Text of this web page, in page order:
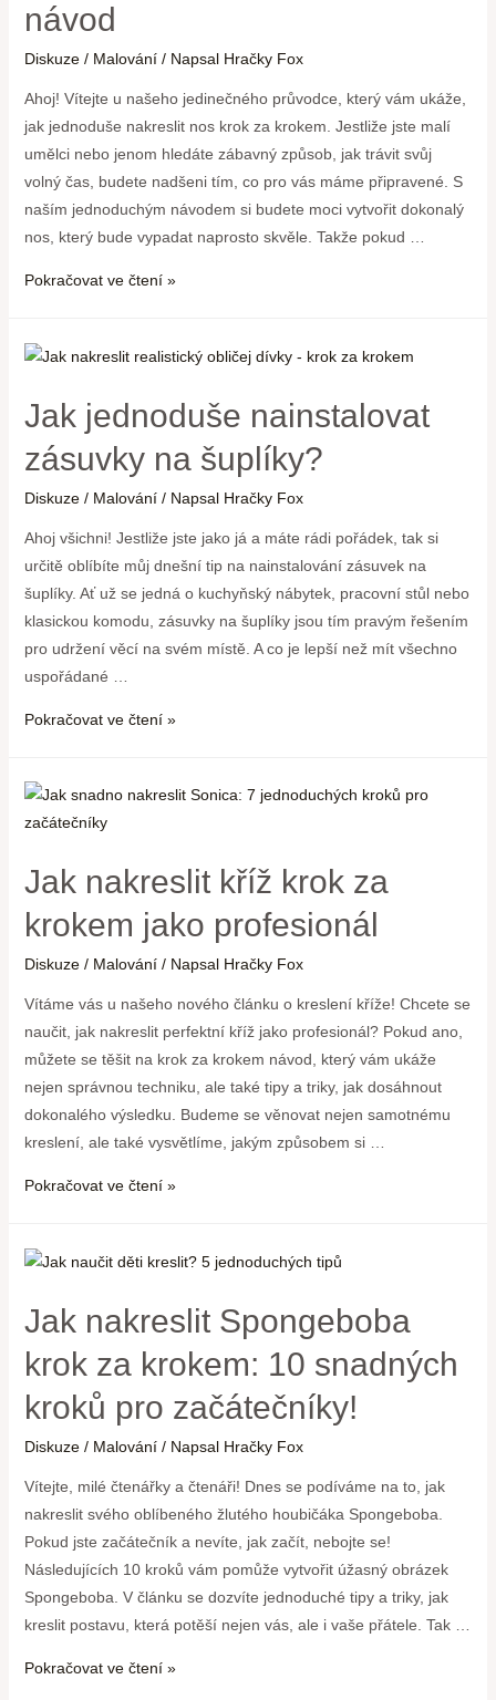
návod
Diskuze / Malování/ Napsal Hračky Fox
Ahoj! Vítejte u našeho jedinečného průvodce, který vám ukáže,
jak jednoduše nakreslit nos krok za krokem. Jestliže jste malí
umělci nebo jenom hledáte zábavný způsob, jak trávit svůj
volný čas, budete nadšeni tím, co pro vás máme připravené. S
naším jednoduchým návodem si budete moci vytvořit dokonalý
nos, který bude vypadat naprosto skvěle. Takže pokud …
Pokračovat ve čtení »
Jak jednoduše nainstalovat
zásuvky na šuplíky?
Diskuze / Malování/ Napsal Hračky Fox
Ahoj všichni! Jestliže jste jako já a máte rádi pořádek, tak si
určitě oblíbíte můj dnešní tip na nainstalování zásuvek na
šuplíky. Ať už se jedná o kuchyňský nábytek, pracovní stůl nebo
klasickou komodu, zásuvky na šuplíky jsou tím pravým řešením
pro udržení věcí na svém místě. A co je lepší než mít všechno
uspořádané …
Pokračovat ve čtení »
Jak nakreslit kříž krok za
krokem jako profesionál
Diskuze / Malování/ Napsal Hračky Fox
Vítáme vás u našeho nového článku o kreslení kříže! Chcete se
naučit, jak nakreslit perfektní kříž jako profesionál? Pokud ano,
můžete se těšit na krok za krokem návod, který vám ukáže
nejen správnou techniku, ale také tipy a triky, jak dosáhnout
dokonalého výsledku. Budeme se věnovat nejen samotnému
kreslení, ale také vysvětlíme, jakým způsobem si …
Pokračovat ve čtení »
Jak nakreslit Spongeboba
krok za krokem: 10 snadných
kroků pro začátečníky!
Diskuze / Malování/ Napsal Hračky Fox
Vítejte, milé čtenářky a čtenáři! Dnes se podíváme na to, jak
nakreslit svého oblíbeného žlutého houbičáka Spongeboba.
Pokud jste začátečník a nevíte, jak začít, nebojte se!
Následujících 10 kroků vám pomůže vytvořit úžasný obrázek
Spongeboba. V článku se dozvíte jednoduché tipy a triky, jak
kreslit postavu, která potěší nejen vás, ale i vaše přátele. Tak …
Pokračovat ve čtení »